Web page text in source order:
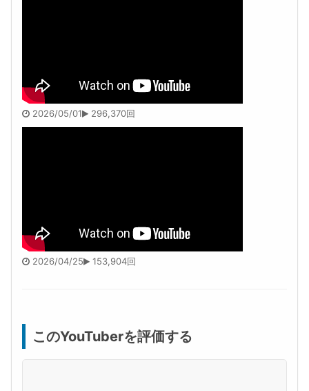
2026/05/01 296,370回
2026/04/25 153,904回
このYouTuberを評価する